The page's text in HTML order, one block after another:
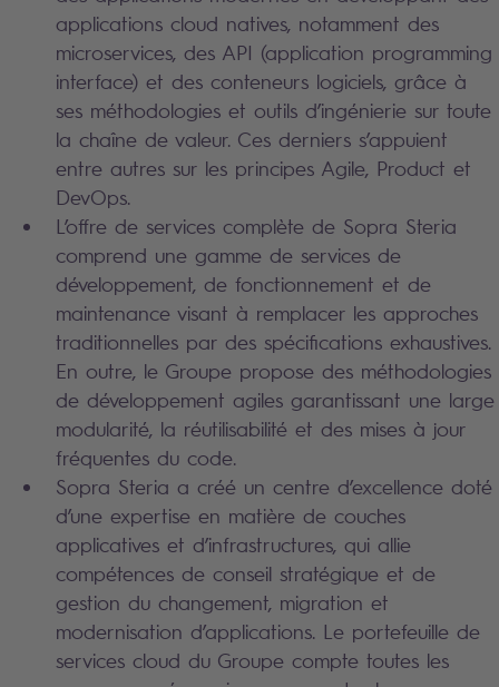
applications cloud natives, notamment des
microservices, des API (application programming
interface) et des conteneurs logiciels, grâce à
ses méthodologies et outils d’ingénierie sur toute
la chaîne de valeur. Ces derniers s’appuient
entre autres sur les principes Agile, Product et
DevOps.
L’offre de services complète de Sopra Steria
comprend une gamme de services de
développement, de fonctionnement et de
maintenance visant à remplacer les approches
traditionnelles par des spécifications exhaustives.
En outre, le Groupe propose des méthodologies
de développement agiles garantissant une large
modularité, la réutilisabilité et des mises à jour
fréquentes du code.
Sopra Steria a créé un centre d’excellence doté
d’une expertise en matière de couches
applicatives et d’infrastructures, qui allie
compétences de conseil stratégique et de
gestion du changement, migration et
modernisation d’applications. Le portefeuille de
services cloud du Groupe compte toutes les